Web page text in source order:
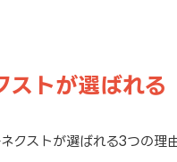
ストが選ばれる
クストが選ばれる3つの理